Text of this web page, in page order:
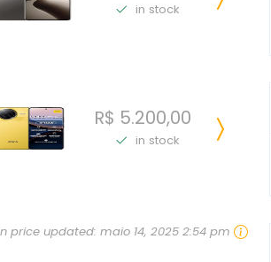
in stock
R$ 5.200,00
in stock
price updated: maio 14, 2025 2:54 pm